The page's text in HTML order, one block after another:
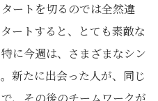
ートを切るのでは全然違
ートすると、とても素敵な
に今週は、さまざまなシン
新たに出会った人が、同じ